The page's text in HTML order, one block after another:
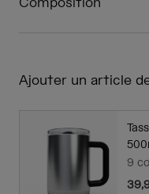
Ajouter un article
9